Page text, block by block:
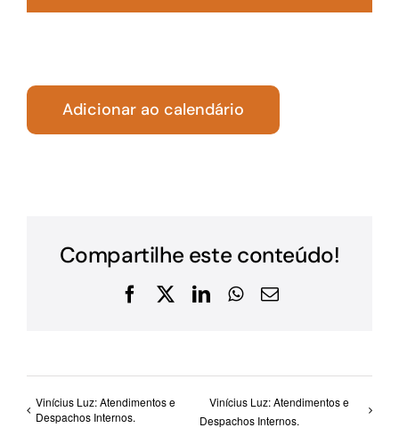
Adicionar ao calendário
Compartilhe este conteúdo!
Facebook
X LinkedInWhatsApp
E-
Vinícius Luz: Atendimentos e
Despachos Internos.
Vinícius Luz: Atendimentos e
Despachos Internos.